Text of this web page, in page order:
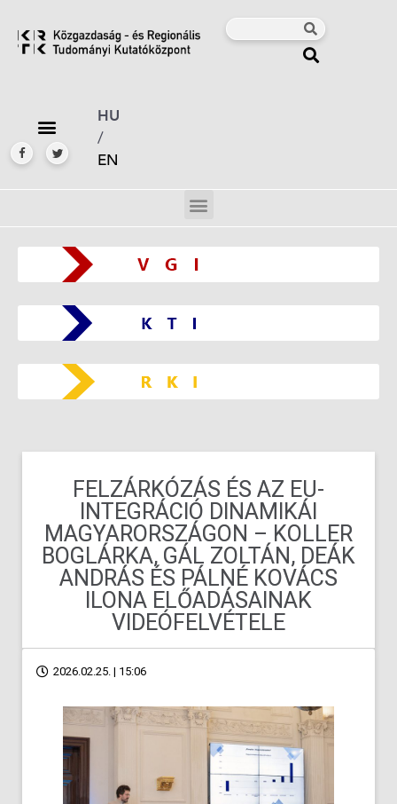
HU
/
EN
FELZÁRKÓZÁS ÉS AZ EU-
INTEGRÁCIÓ DINAMIKÁI
MAGYARORSZÁGON – KOLLER
BOGLÁRKA, GÁL ZOLTÁN, DEÁK
ANDRÁS ÉS PÁLNÉ KOVÁCS
ILONA ELŐADÁSAINAK
VIDEÓFELVÉTELE
2026.02.25. | 15:06